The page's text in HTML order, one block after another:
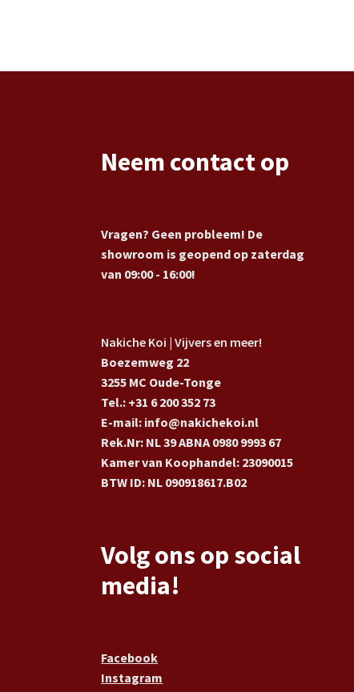
Neem contact op
Vragen? Geen probleem! De
showroom is geopend op zaterdag
van 09:00 - 16:00!
Nakiche Koi | Vijvers en meer!
Boezemweg 22
3255 MC Oude-Tonge
Tel.: +31 6 200 352 73
E-mail: info@nakichekoi.nl
Rek.Nr: NL 39 ABNA 0980 9993 67
Kamer van Koophandel: 23090015
BTW ID: NL 090918617.B02
Volg ons op social
media!
Facebook
Instagram